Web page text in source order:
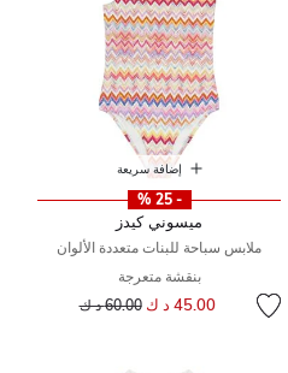
إضافة سريعة
- 25 %
ميسوني كيدز
ملابس سباحة للبنات متعددة الألوان
بنقشة متعرجة
45.00 د ك سعر مخفض من
60.00 د ك